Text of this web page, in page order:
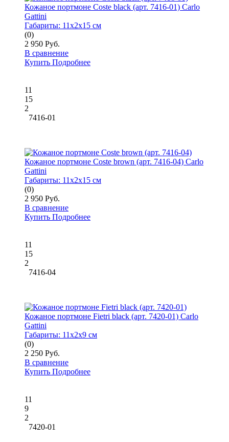
Кожаное портмоне Coste black (арт. 7416-01) Carlo
Gattini
Габариты: 11x2x15 см
(0)
2 950 Руб.
В сравнение
Купить Подробнее
11
15
2
7416-01
Кожаное портмоне Coste brown (арт. 7416-04) Carlo
Gattini
Габариты: 11x2x15 см
(0)
2 950 Руб.
В сравнение
Купить Подробнее
11
15
2
7416-04
Кожаное портмоне Fietri black (арт. 7420-01) Carlo
Gattini
Габариты: 11x2x9 см
(0)
2 250 Руб.
В сравнение
Купить Подробнее
11
9
2
7420-01